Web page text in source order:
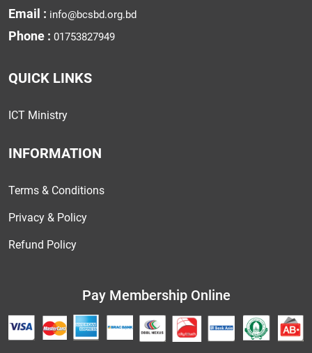
Email : info@bcsbd.org.bd
Phone : 01753827949
QUICK LINKS
ICT Ministry
INFORMATION
Terms & Conditions
Privacy & Policy
Refund Policy
Pay Membership Online